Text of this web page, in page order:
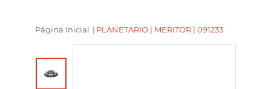
Página Inicial | PLANETARIO | MERITOR | 091233